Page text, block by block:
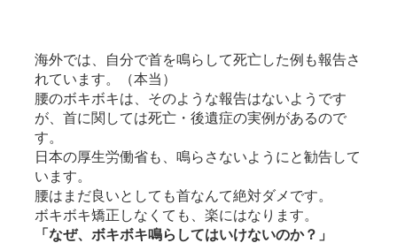
海外では、自分で首を鳴らして死亡した例も報告さ
れています。（本当）
腰のボキボキは、そのような報告はないようです
が、首に関しては死亡・後遺症の実例があるので
す。
日本の厚生労働省も、鳴らさないようにと勧告して
います。
腰はまだ良いとしても首なんて絶対ダメです。
ボキボキ矯正しなくても、楽にはなります。
「なぜ、ボキボキ鳴らしてはいけないのか？」